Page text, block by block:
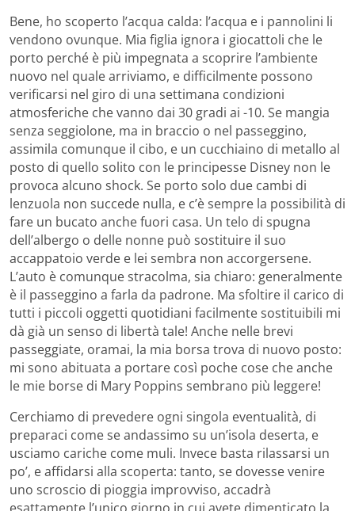
Bene, ho scoperto l’acqua calda: l’acqua e i pannolini li
vendono ovunque. Mia figlia ignora i giocattoli che le
porto perché è più impegnata a scoprire l’ambiente
nuovo nel quale arriviamo, e difficilmente possono
verificarsi nel giro di una settimana condizioni
atmosferiche che vanno dai 30 gradi ai -10. Se mangia
senza seggiolone, ma in braccio o nel passeggino,
assimila comunque il cibo, e un cucchiaino di metallo al
posto di quello solito con le principesse Disney non le
provoca alcuno shock. Se porto solo due cambi di
lenzuola non succede nulla, e c’è sempre la possibilità di
fare un bucato anche fuori casa. Un telo di spugna
dell’albergo o delle nonne può sostituire il suo
accappatoio verde e lei sembra non accorgersene.
L’auto è comunque stracolma, sia chiaro: generalmente
è il passeggino a farla da padrone. Ma sfoltire il carico di
tutti i piccoli oggetti quotidiani facilmente sostituibili mi
dà già un senso di libertà tale! Anche nelle brevi
passeggiate, oramai, la mia borsa trova di nuovo posto:
mi sono abituata a portare così poche cose che anche
le mie borse di Mary Poppins sembrano più leggere!
Cerchiamo di prevedere ogni singola eventualità, di
preparaci come se andassimo su un’isola deserta, e
usciamo cariche come muli. Invece basta rilassarsi un
po’, e affidarsi alla scoperta: tanto, se dovesse venire
uno scroscio di pioggia improvviso, accadrà